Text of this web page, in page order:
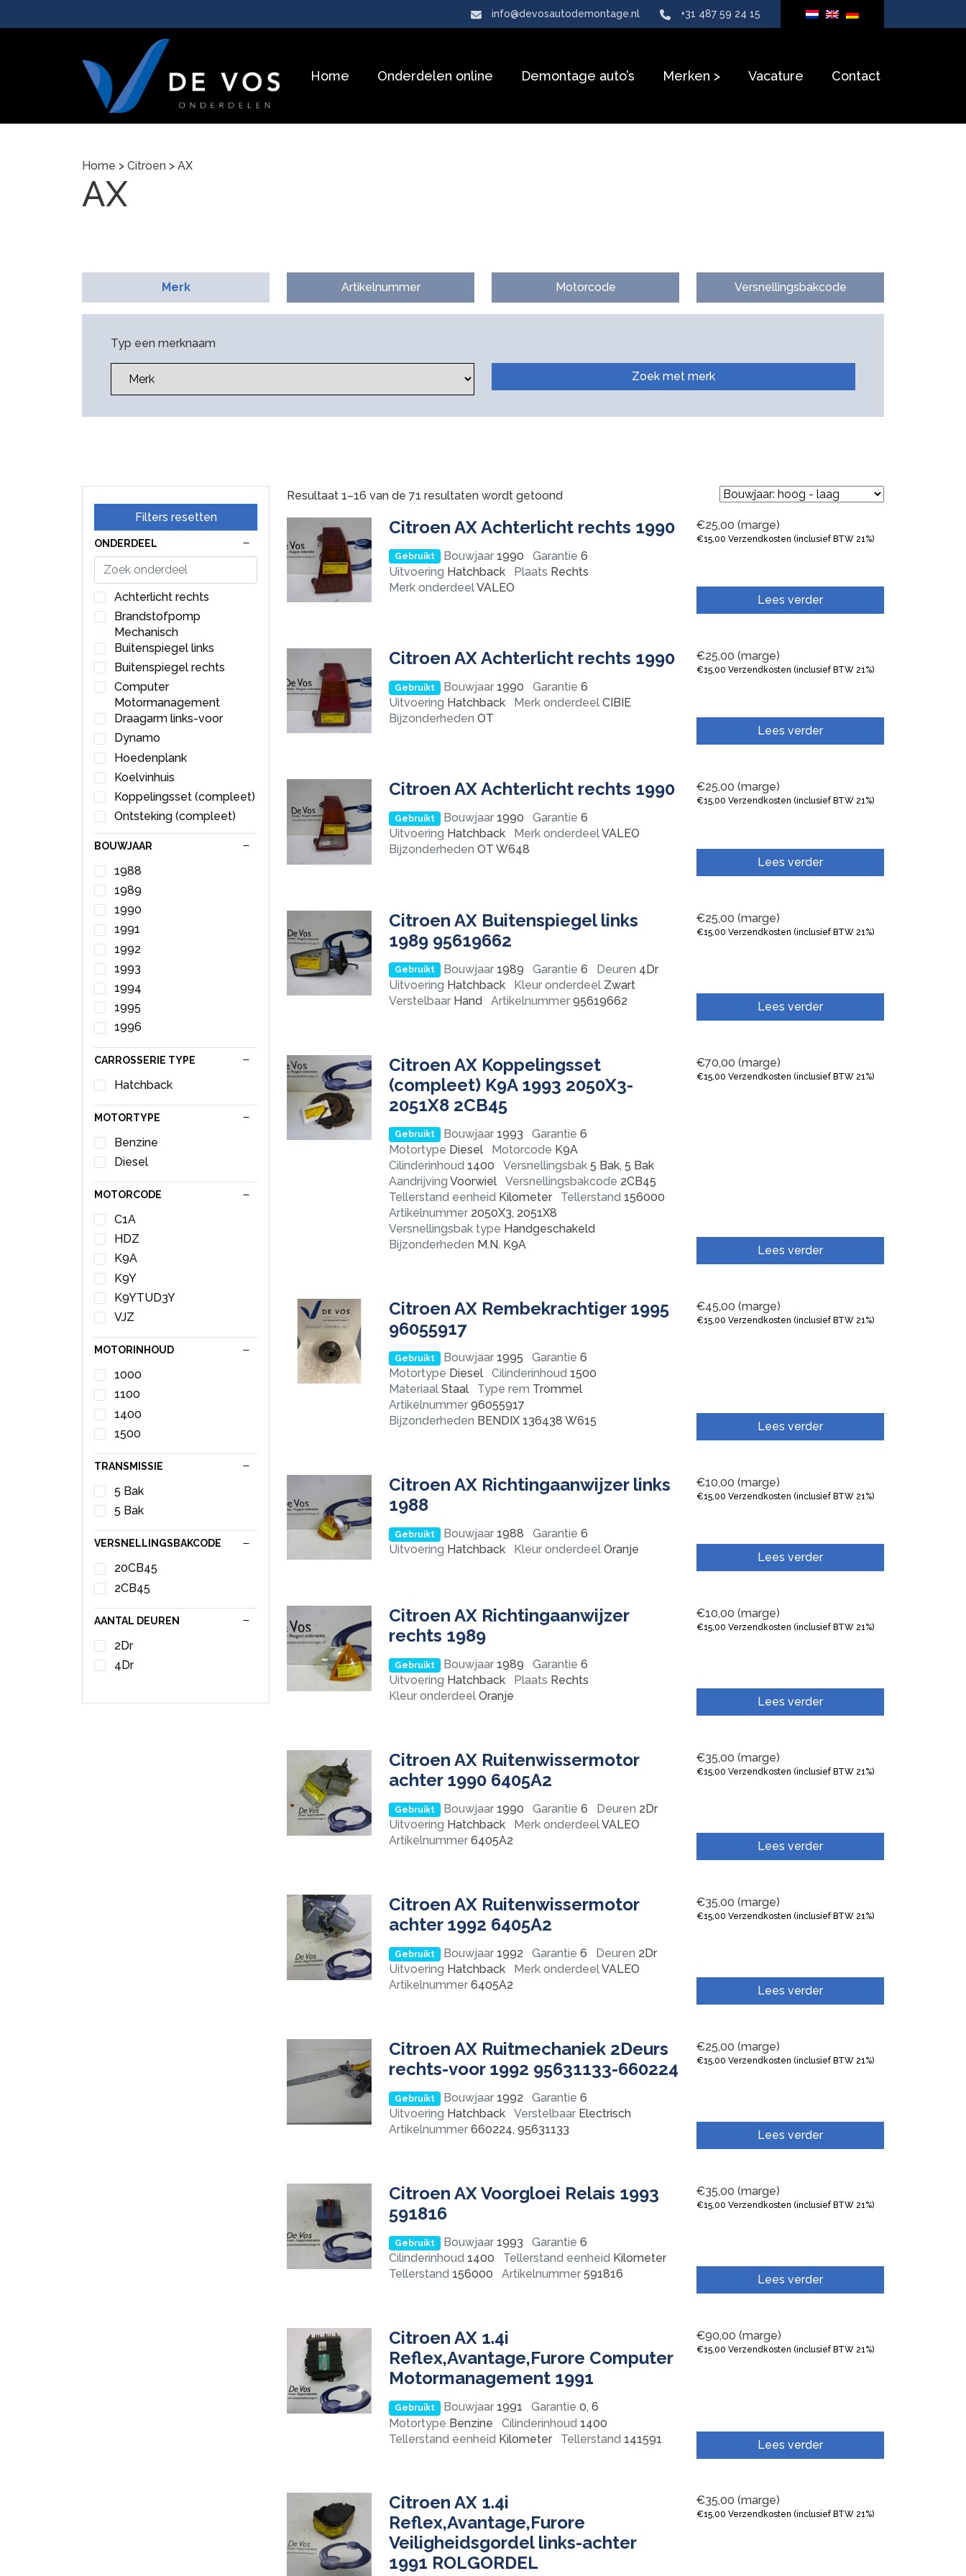
info@devosautodemontage.nl +31 487 59 24 15
Home Onderdelen online Demontage auto’s Merken Vacature Contact
Home > Citroen > AX
AX
Merk Artikelnummer Motorcode Versnellingsbakcode
Typ een merknaam
Zoek met merk
Filters resetten
ONDERDEEL
Achterlicht rechts
Brandstofpomp
Mechanisch
Buitenspiegel links
Buitenspiegel rechts
Computer
Motormanagement
Draagarm links-voor
Dynamo
Hoedenplank
Koelvinhuis
Koppelingsset (compleet)
Ontsteking (compleet)
Rembekrachtiger
Richtingaanwijzer rechts
Ruitenwis Schakelaar
Ruitenwissermotor achter
Ruitmechaniek 2Deurs
rechts-voor
Stuurhuis
Veiligheidsgordel links-
Veiligheidsgordel links-
voor
Veiligheidsgordel rechts-
achter
Veiligheidsgordel rechts-
Voorgloei Relais
BOUWJAAR
1988
1989
1990
1991
1992
1993
1994
1995
1996
CARROSSERIE TYPE
Hatchback
MOTORTYPE
Benzine
Diesel
MOTORCODE
C1A
HDZ
K9A
K9Y
K9YTUD3Y
VJZ
MOTORINHOUD
1000
1100
1400
1500
TRANSMISSIE
5 Bak
5 Bak
VERSNELLINGSBAKCODE
20CB45
2CB45
AANTAL DEUREN
2Dr
4Dr
Resultaat 1–16 van de 71 resultaten wordt getoond
Citroen AX Achterlicht rechts 1990
Gebruikt Bouwjaar 1990 Garantie 6
Uitvoering Hatchback Plaats Rechts
Merk onderdeelVALEO
€25,00 (marge)
€15,00 Verzendkosten (inclusief BTW 21%)
Lees verder
Citroen AX Achterlicht rechts 1990
Gebruikt Bouwjaar 1990 Garantie 6
Uitvoering Hatchback Merk onderdeel CIBIE
Bijzonderheden OT
€25,00 (marge)
€15,00 Verzendkosten (inclusief BTW 21%)
Lees verder
Citroen AX Achterlicht rechts 1990
Gebruikt Bouwjaar 1990 Garantie 6
Uitvoering Hatchback Merk onderdeelVALEO
Bijzonderheden OT W648
€25,00 (marge)
€15,00 Verzendkosten (inclusief BTW 21%)
Lees verder
Citroen AX Buitenspiegel links
1989 95619662
Gebruikt Bouwjaar 1989 Garantie 6 Deuren 4Dr
Uitvoering Hatchback Kleur onderdeel Zwart
Verstelbaar Hand Artikelnummer 95619662
€25,00 (marge)
€15,00 Verzendkosten (inclusief BTW 21%)
Lees verder
Citroen AX Koppelingsset
(compleet) K9A 1993 2050X3-
2051X8 2CB45
Gebruikt Bouwjaar 1993 Garantie 6
Motortype Diesel Motorcode K9A
Cilinderinhoud 1400 Versnellingsbak 5 Bak, 5 Bak
Aandrijving Voorwiel Versnellingsbakcode 2CB45
Tellerstand eenheid Kilometer Tellerstand 156000
Artikelnummer 2050X3, 2051X8
Versnellingsbak type Handgeschakeld
Bijzonderheden M.N. K9A
€70,00 (marge)
€15,00 Verzendkosten (inclusief BTW 21%)
Lees verder
Citroen AX Rembekrachtiger 1995
96055917
Gebruikt Bouwjaar 1995 Garantie 6
Motortype Diesel Cilinderinhoud 1500
Materiaal Staal Type rem Trommel
Artikelnummer 96055917
Bijzonderheden BENDIX 136438 W615
€45,00 (marge)
€15,00 Verzendkosten (inclusief BTW 21%)
Lees verder
Citroen AX Richtingaanwijzer links
1988
Gebruikt Bouwjaar 1988 Garantie 6
Uitvoering Hatchback Kleur onderdeel Oranje
€10,00 (marge)
€15,00 Verzendkosten (inclusief BTW 21%)
Lees verder
Citroen AX Richtingaanwijzer
rechts 1989
Gebruikt Bouwjaar 1989 Garantie 6
Uitvoering Hatchback Plaats Rechts
Kleur onderdeel Oranje
€10,00 (marge)
€15,00 Verzendkosten (inclusief BTW 21%)
Lees verder
Citroen AX Ruitenwissermotor
achter 1990 6405A2
Gebruikt Bouwjaar 1990 Garantie 6 Deuren 2Dr
Uitvoering Hatchback Merk onderdeelVALEO
Artikelnummer 6405A2
€35,00 (marge)
€15,00 Verzendkosten (inclusief BTW 21%)
Lees verder
Citroen AX Ruitenwissermotor
achter 1992 6405A2
Gebruikt Bouwjaar 1992 Garantie 6 Deuren 2Dr
Uitvoering Hatchback Merk onderdeelVALEO
Artikelnummer 6405A2
€35,00 (marge)
€15,00 Verzendkosten (inclusief BTW 21%)
Lees verder
Citroen AX Ruitmechaniek 2Deurs
rechts-voor 1992 95631133-660224
Gebruikt Bouwjaar 1992 Garantie 6
Uitvoering Hatchback Verstelbaar Electrisch
Artikelnummer 660224, 95631133
€25,00 (marge)
€15,00 Verzendkosten (inclusief BTW 21%)
Lees verder
Citroen AX Voorgloei Relais 1993
591816
Gebruikt Bouwjaar 1993 Garantie 6
Cilinderinhoud 1400 Tellerstand eenheid Kilometer
Tellerstand 156000 Artikelnummer 591816
€35,00 (marge)
€15,00 Verzendkosten (inclusief BTW 21%)
Lees verder
Citroen AX 1.4i
Reflex,Avantage,Furore Computer
Motormanagement 1991
Gebruikt Bouwjaar 1991 Garantie 0, 6
Motortype Benzine Cilinderinhoud 1400
Tellerstand eenheid Kilometer Tellerstand 141591
€90,00 (marge)
€15,00 Verzendkosten (inclusief BTW 21%)
Lees verder
Citroen AX 1.4i
Reflex,Avantage,Furore
Veiligheidsgordel links-achter
1991 ROLGORDEL
€35,00 (marge)
€15,00 Verzendkosten (inclusief BTW 21%)